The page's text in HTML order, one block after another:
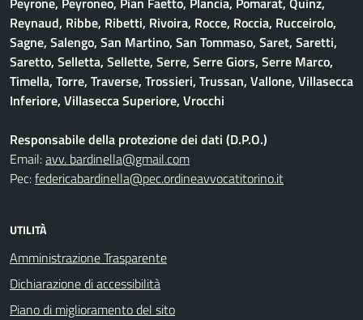
Reynaud, Ribbe, Ribetti, Rivoira, Rocce, Roccia, Rucceirolo,
Sagne, Salengo, San Martino, San Tommaso, Saret, Saretti,
Saretto, Selletta, Sellette, Serre, Serre Giors, Serre Marco,
Timella, Torre, Traverse, Trossieri, Trussan, Vallone, Villasecca
Inferiore, Villasecca Superiore, Vrocchi
Responsabile della protezione dei dati (D.P.O.)
Email:avv. bardinella@gmail.com
Pec:federicabardinella@pec.ordineavvocatitorino.it
UTILITÀ
Amministrazione Trasparente
Dichiarazione di accessibilità
Piano di miglioramento del sito